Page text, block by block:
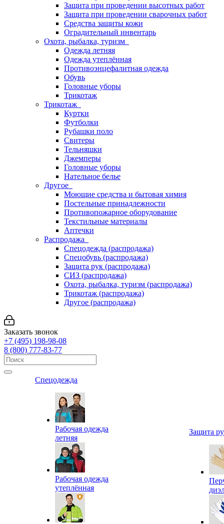
Защита при проведении высотных работ
Защита при проведении сварочных работ
Средства защиты кожи
Оградительный инвентарь
Охота, рыбалка, туризм
Одежда летняя
Одежда утеплённая
Противоэнцефалитная одежда
Обувь
Головные уборы
Трикотаж
Трикотаж
Куртки
Футболки
Рубашки поло
Свитеры
Тельняшки
Джемперы
Головные уборы
Нательное белье
Другое
Моющие средства и бытовая химия
Постельные принадлежности
Противопожарное оборудование
Текстильные материалы
Аптечки
Распродажа
Спецодежда (распродажа)
Спецобувь (распродажа)
Защита рук (распродажа)
СИЗ (распродажа)
Охота, рыбалка, туризм (распродажа)
Трикотаж (распродажа)
Другое (распродажа)
Заказать звонок
+7 (495) 198-98-08
8 (800) 777-83-77
Спецодежда
Рабочая одежда
летняя
Рабочая одежда
утеплённая
Защита